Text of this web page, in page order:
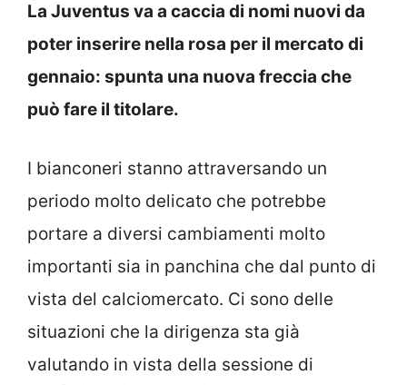
La Juventus va a caccia di nomi nuovi da
poter inserire nella rosa per il mercato di
gennaio: spunta una nuova freccia che
può fare il titolare.
I bianconeri stanno attraversando un
periodo molto delicato che potrebbe
portare a diversi cambiamenti molto
importanti sia in panchina che dal punto di
vista del calciomercato. Ci sono delle
situazioni che la dirigenza sta già
valutando in vista della sessione di